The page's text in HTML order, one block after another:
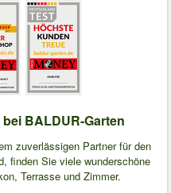
BALDUR-Garten
zuverlässigen Partner für den
finden Sie viele wunderschöne
Terrasse und Zimmer.